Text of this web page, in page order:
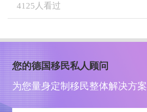
4125 人看过
您的德国移民私人顾问
为您量身定制移民整体解决方案